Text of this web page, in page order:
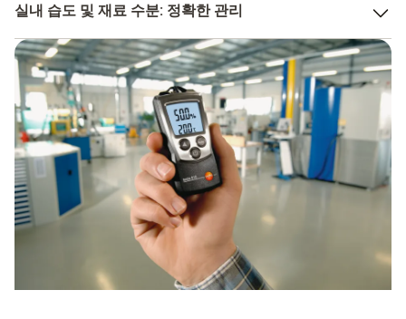
실내 습도 및 재료 수분: 정확한 관리
많은 재료의 경우, 잔류 수분 함량을 아는 것이 필수적입니
다. 예를 들어, 장작의 경우 벽난로에 놓을 만큼 충분히 건조
되었는지 확인하는 것이 중요합니다.
새 집 공사를 계속할 수 있을 만큼 스크리드가 이미 건조되
어 있습니까? 그리고 실험실 테스트에서 잔류 수분 함량이
실험을 계속할 만큼 충분히 낮습니까?
온습도계는 이러한 질문과 기타 질문에 대한 신뢰할 수 있
고, 무엇보다도 매우 정확한 답을 제공합니다. 고감도 센서
를 사용하여 데이터를 측정하고 읽기 쉬운 디스플레이로 제